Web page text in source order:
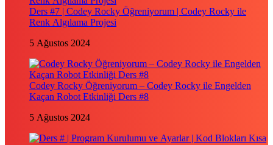
Ders #7 | Codey Rocky Öğreniyorum | Codey Rocky ile
Renk Algılama Projesi
5 Ağustos 2024
Codey Rocky Öğreniyorum – Codey Rocky ile Engelden
Kaçan Robot Etkinliği Ders #8
5 Ağustos 2024